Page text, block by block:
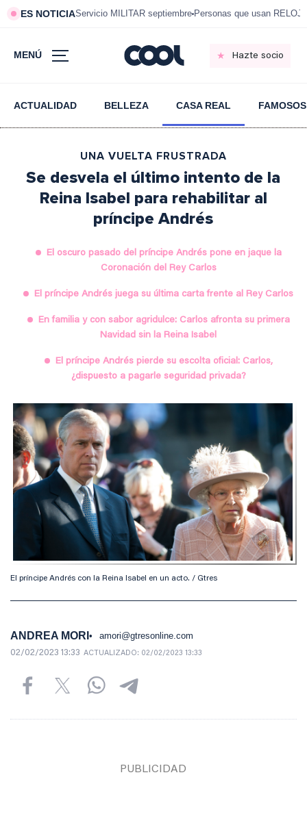
ES NOTICIAServicio MILITAR septiembre Personas que usan RELOJ
MENÚ Hazte socio
ACTUALIDAD BELLEZA CASA REAL FAMOSOS
UNA VUELTA FRUSTRADA
Se desvela el último intento de la
Reina Isabel para rehabilitar al
príncipe Andrés
El oscuro pasado del príncipe Andrés pone en jaque la
Coronación del Rey Carlos
El príncipe Andrés juega su última carta frente al Rey Carlos
En familia y con sabor agridulce: Carlos afronta su primera
Navidad sin la Reina Isabel
El príncipe Andrés pierde su escolta oficial: Carlos,
¿dispuesto a pagarle seguridad privada?
El príncipe Andrés con la Reina Isabel en un acto. / Gtres
ANDREA MORI amori@gtresonline.com
02/02/2023 13:33 ACTUALIZADO: 02/02/2023 13:33